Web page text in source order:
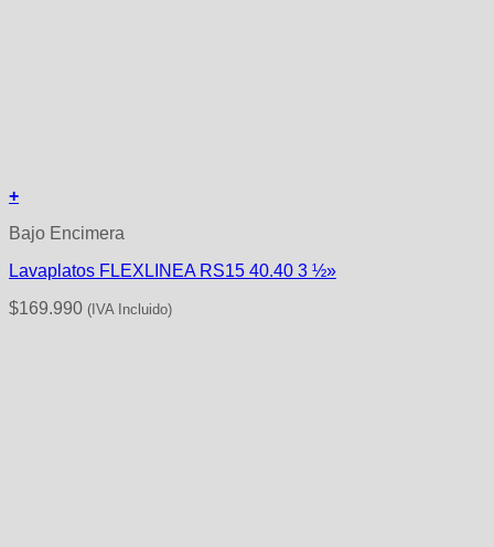
+
Bajo Encimera
Lavaplatos FLEXLINEA RS15 40.40 3 ½»
$169.990 (IVA Incluido)